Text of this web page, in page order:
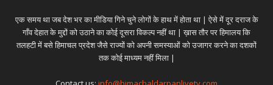
एक समय था जब देश भर का मीडिया गिने चुने लोगों के हाथ में होता था | ऐसे में दूर दराज के
गाँव देहात के मुद्दों को उठाने का कोई दूसरा विकल्प नहीं था | ख़ास तौर पर हिमालय कि
तलहटी में बसे हिमाचल प्रदेश जैसे राज्यों को अपनी समस्याओं को उजागर करने का दशकों
तक कोई माध्यम नहीं मिला |